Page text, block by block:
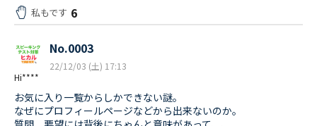
私もです 6
Hi****
No.0003
22/12/03 (土) 17:13
お気に入り一覧からしかできない謎。
なぜにプロフィールページなどから出来ないのか。